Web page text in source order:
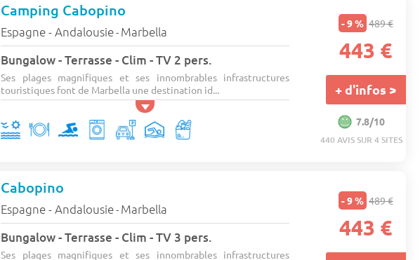
Camping Cabopino
Espagne - Andalousie- Marbella
Bungalow - Terrasse - Clim - TV 2 pers.
Ses plages magnifiques et ses innombrables infrastructures
touristiques font de Marbella une destination id...
- 9 % 489 €
443 €
+ d'infos >
7.8/10
440 AVIS SUR 4 SITES
Cabopino
Espagne - Andalousie- Marbella
Bungalow - Terrasse - Clim - TV 3 pers.
Ses plages magnifiques et ses innombrables infrastructures
- 9 % 489 €
443 €